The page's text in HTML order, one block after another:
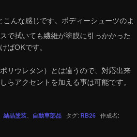
んな感じです。ボディーシューツのよ
で拭いても繊維が塗膜に引っかかった
ばOKです。
リウレタン）とは違うので、対応出来
らアクセントを加える事は可能です。
結晶塗装、 自動車部品タグ: RB26作成者: